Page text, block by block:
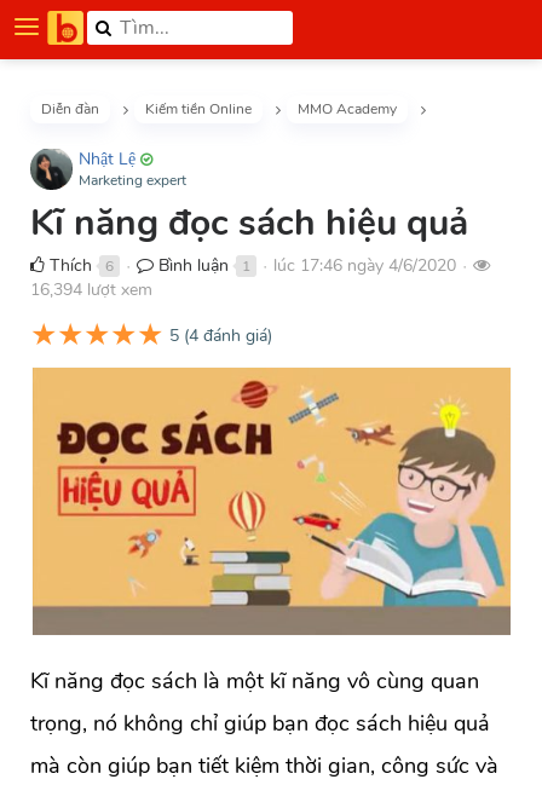
Diễn đàn Kiếm tiền Online MMO Academy
Nhật Lệ
Marketing expert
Kĩ năng đọc sách hiệu quả
Thích 6 ● Bình luận 1 ● lúc 17:46 ngày 4/6/2020 ●
16,394 lượt xem
★★★★★ 5 (4 đánh giá)
Kĩ năng đọc sách là một kĩ năng vô cùng quan
trọng, nó không chỉ giúp bạn đọc sách hiệu quả
mà còn giúp bạn tiết kiệm thời gian, công sức và